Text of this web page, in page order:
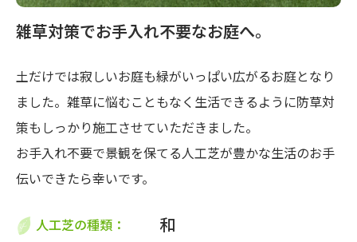
雑草対策でお手入れ不要なお庭へ。
土だけでは寂しいお庭も緑がいっぱい広がるお庭となり
ました。雑草に悩むこともなく生活できるように防草対
策もしっかり施工させていただきました。
お手入れ不要で景観を保てる人工芝が豊かな生活のお手
伝いできたら幸いです。
人工芝の種類： 和